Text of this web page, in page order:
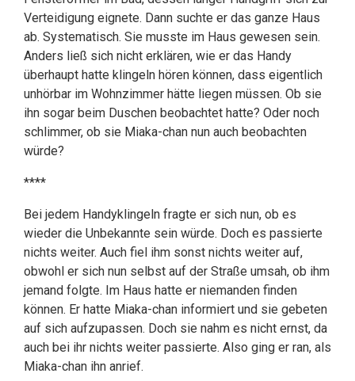
Verteidigung eignete. Dann suchte er das ganze Haus
ab. Systematisch. Sie musste im Haus gewesen sein.
Anders ließ sich nicht erklären, wie er das Handy
überhaupt hatte klingeln hören können, dass eigentlich
unhörbar im Wohnzimmer hätte liegen müssen. Ob sie
ihn sogar beim Duschen beobachtet hatte? Oder noch
schlimmer, ob sie Miaka-chan nun auch beobachten
würde?
****
Bei jedem Handyklingeln fragte er sich nun, ob es
wieder die Unbekannte sein würde. Doch es passierte
nichts weiter. Auch fiel ihm sonst nichts weiter auf,
obwohl er sich nun selbst auf der Straße umsah, ob ihm
jemand folgte. Im Haus hatte er niemanden finden
können. Er hatte Miaka-chan informiert und sie gebeten
auf sich aufzupassen. Doch sie nahm es nicht ernst, da
auch bei ihr nichts weiter passierte. Also ging er ran, als
Miaka-chan ihn anrief.